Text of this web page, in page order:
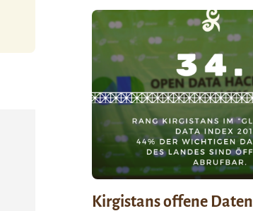
Kirgistans offene Daten